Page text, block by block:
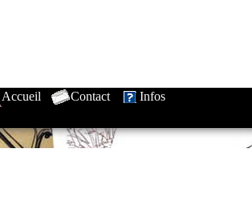
Accueil Contact Infos